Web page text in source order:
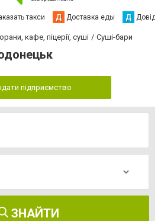
такси Д Доставка еды Д
кафе, піцерії, суші Суші-бари
підприємство
ЗНАЙТИ